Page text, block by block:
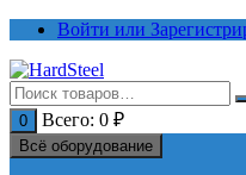
Перейти
содержимому
Войти или
0 Всего: 0 ₽
Всё оборудование